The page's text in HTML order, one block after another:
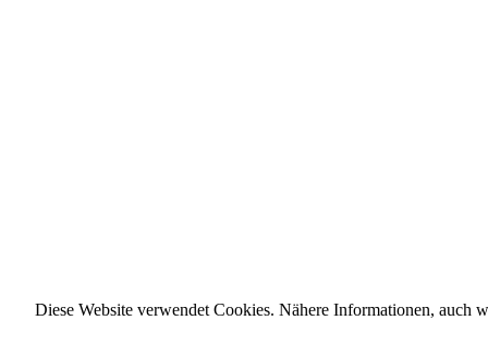
Diese Website verwendet Cookies. Nähere Informationen, auch